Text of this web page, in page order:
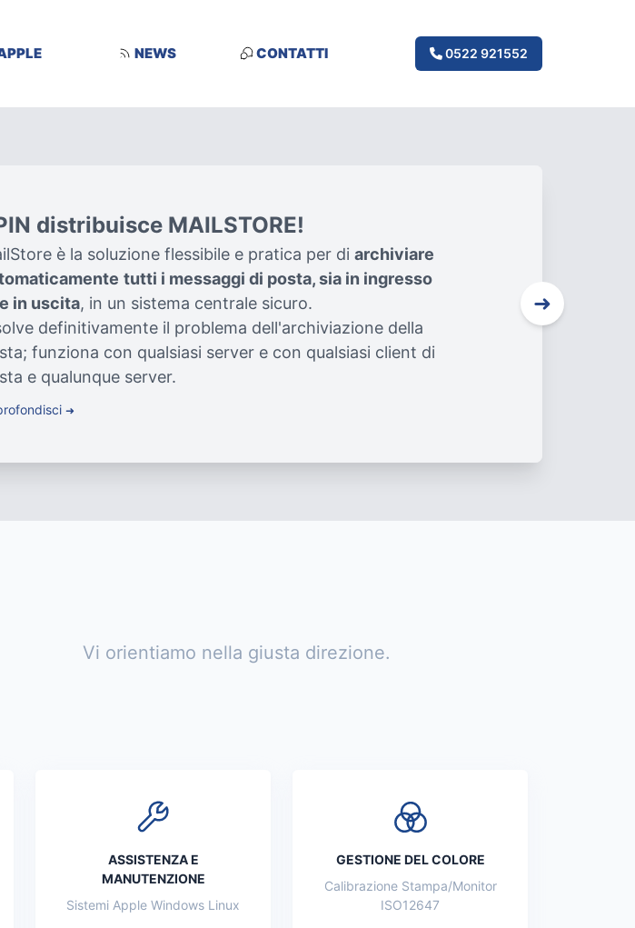
NEWS CONTATTI 0522 921552
distribuisce MAILSTORE!
è la soluzione flessibile e pratica per di archiviare
tutti i messaggi di posta, sia in ingresso
in uscita, in un sistema centrale sicuro.
definitivamente il problema dell'archiviazione della
funziona con qualsiasi server e con qualsiasi client di
e qualunque server.
➜
➜
Vi orientiamo nella giusta direzione.
ASSISTENZA E
MANUTENZIONE
Sistemi Apple Windows Linux
GESTIONE DEL COLORE
Calibrazione Stampa/Monitor
ISO12647